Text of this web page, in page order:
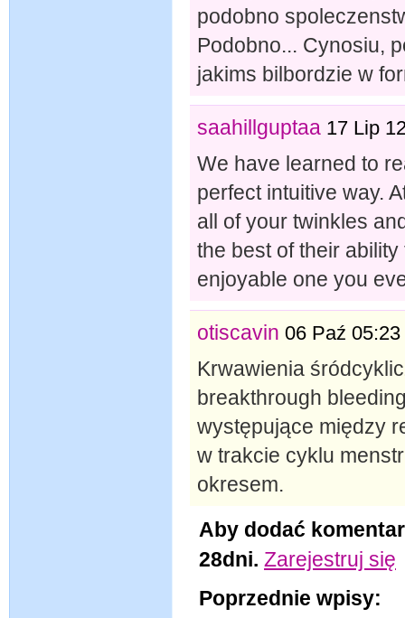
podobno
Podobno... Cynosiu,
jakims bilbordzie w
saahillguptaa 17 Lip
We have learned to
perfect intuitive way.
all of your twinkles
the best of their
enjoyable one you
otiscavin 06 Paź 05:23
Krwawienia
breakthrough
występujące między
w trakcie cyklu
okresem.
Aby dodać
28dni. Zarejestruj się
Poprzednie wpisy: